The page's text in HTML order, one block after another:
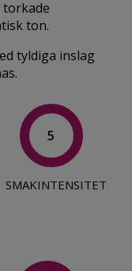
ton.
tyldiga inslag
5
SMAKINTENSITET